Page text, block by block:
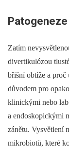
Patogeneze
Zatím
divertikulózou
břišní obtíže a
důvodem pro
klinickými nebo
a endoskopickými
zánětu. Vysvětlení
mikrobiotů, které